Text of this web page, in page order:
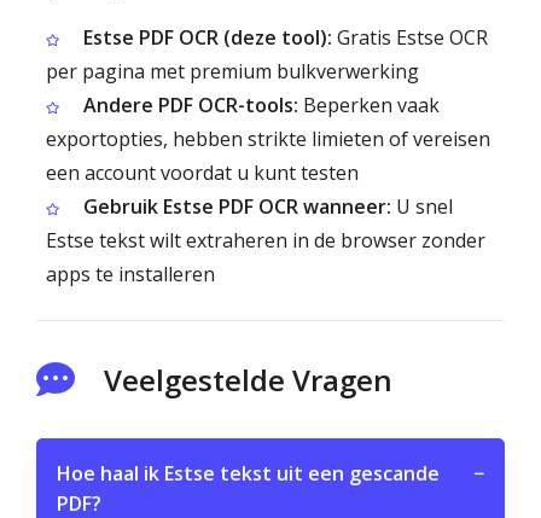
Estse PDF OCR (deze tool): Gratis Estse OCR
per pagina met premium bulkverwerking
Andere PDF OCR-tools: Beperken vaak
exportopties, hebben strikte limieten of vereisen
een account voordat u kunt testen
Gebruik Estse PDF OCR wanneer: U snel
Estse tekst wilt extraheren in de browser zonder
apps te installeren
Veelgestelde Vragen
Hoe haal ik Estse tekst uit een gescande
PDF?
−